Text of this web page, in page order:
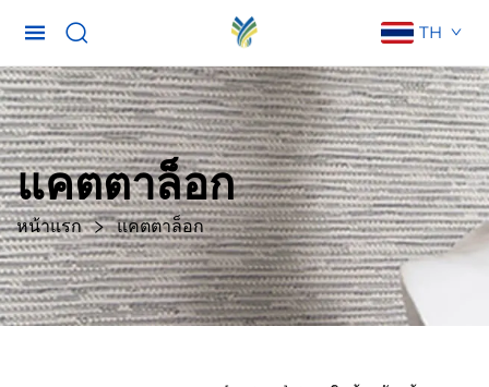
TH
แคตตาล็อก
หน้าแรก แคตตาล็อก